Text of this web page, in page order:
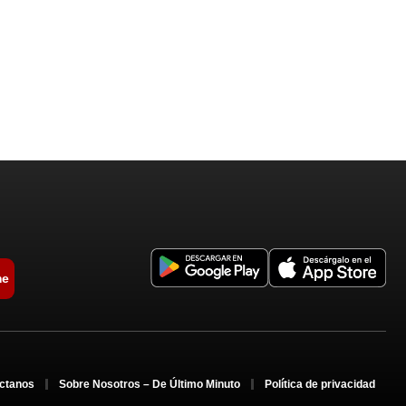
Sobre Nosotros – De Último Minuto Política de privacidad